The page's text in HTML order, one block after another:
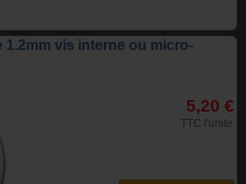
1.2mm vis interne ou micro-
5,20 €
TTC l'unite